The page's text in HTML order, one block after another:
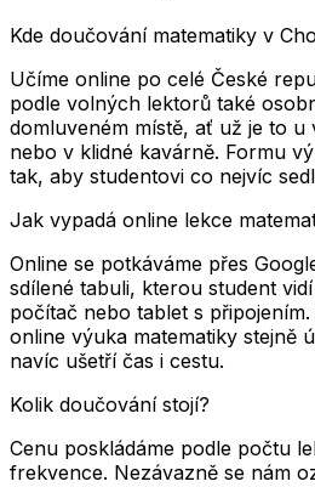
Kde doučování matematiky v
Učíme online po celé České
podle volných lektorů také
domluveném místě, ať už je to u
nebo v klidné kavárně. Formu
tak, aby studentovi co nejvíc
Jak vypadá online lekce
Online se potkáváme přes
sdílené tabuli, kterou student
počítač nebo tablet s
online výuka matematiky stejně
navíc ušetří čas i cestu.
Kolik doučování stojí?
Cenu poskládáme podle počtu
frekvence. Nezávazně se nám